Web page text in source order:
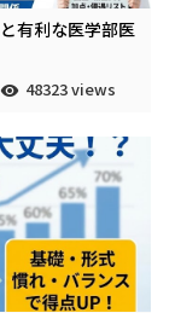
有利な医学部医
48323 views